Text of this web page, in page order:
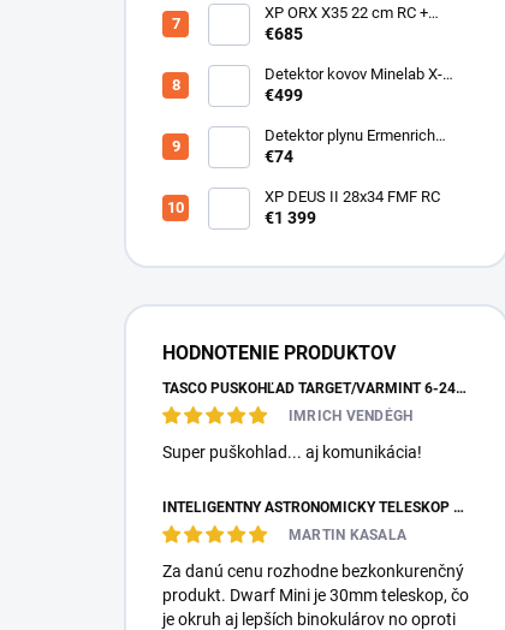
XP ORX X35 22 cm RC +
bezdrôtové slúchadlá
€685
Detektor kovov Minelab X-
Terra ELITE pinpoiter set
€499
Detektor plynu Ermenrich
NG40
€74
XP DEUS II 28x34 FMF RC
€1 399
HODNOTENIE PRODUKTOV
TASCO PUŠKOHĽAD TARGET/VARMINT 6-24X42 MILDOT
IMRICH VENDÉGH
Super puškohlad... aj komunikácia!
INTELIGENTNÝ ASTRONOMICKÝ TELESKOP DWARFLAB DWARF MINI
MARTIN KASALA
Za danú cenu rozhodne bezkonkurenčný
produkt. Dwarf Mini je 30mm teleskop, čo
je okruh aj lepších binokulárov no oproti